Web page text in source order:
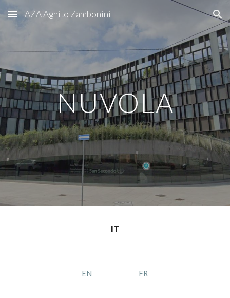
Skip to main content Skip to navigation
AZA Aghito Zambonini
NUVOLA
IT
EN FR